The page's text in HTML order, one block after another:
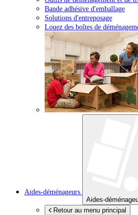
Bande adhésive d'emballage
Solutions d'entreposage
Louez des boîtes de
Aides-déménageurs
Aides-
Retour au menu principal